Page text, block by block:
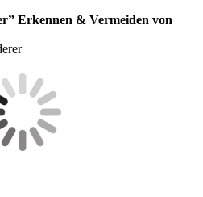
Erkennen & Vermeiden von